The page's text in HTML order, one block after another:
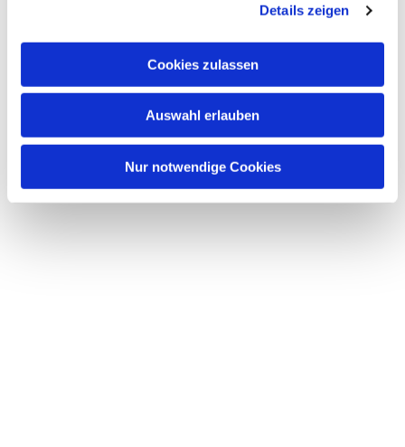
Details zeigen
Cookies zulassen
Auswahl erlauben
Nur notwendige Cookies